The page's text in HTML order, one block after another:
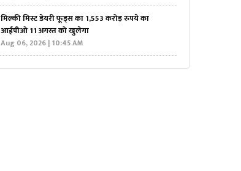
मिल्की मिस्ट डेयरी फूड्स का 1,553 करोड़ रुपये का
आईपीओ 11 अगस्त को खुलेगा
Aug 06, 2026 | 10:45 AM